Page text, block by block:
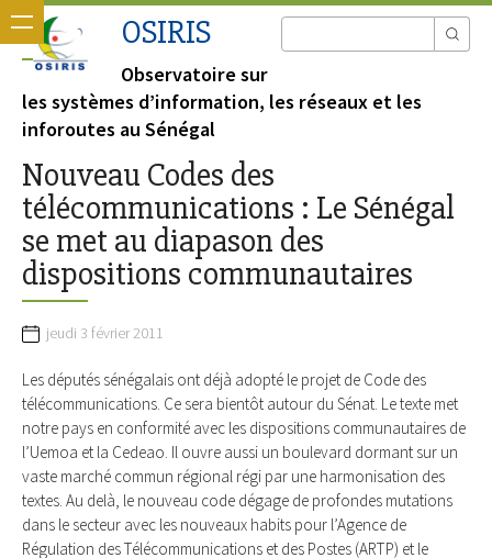
OSIRIS
Observatoire sur
les systèmes d’information, les réseaux et les
inforoutes au Sénégal
Nouveau Codes des
télécommunications : Le Sénégal
se met au diapason des
dispositions communautaires
jeudi 3 février 2011
Les députés sénégalais ont déjà adopté le projet de Code des
télécommunications. Ce sera bientôt autour du Sénat. Le texte met
notre pays en conformité avec les dispositions communautaires de
l’Uemoa et la Cedeao. Il ouvre aussi un boulevard dormant sur un
vaste marché commun régional régi par une harmonisation des
textes. Au delà, le nouveau code dégage de profondes mutations
dans le secteur avec les nouveaux habits pour l’Agence de
Régulation des Télécommunications et des Postes (ARTP) et le